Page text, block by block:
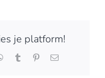
je platform!
WhatsApp
Tumblr Pinterest
E-